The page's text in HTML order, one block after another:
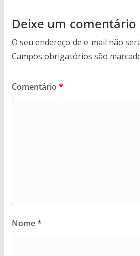
Deixe um comentário
O seu endereço de e-mail não
Campos obrigatórios são
Comentário *
Nome*